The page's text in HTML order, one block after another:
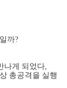
까?
나게 되었다,
총공격을 실행